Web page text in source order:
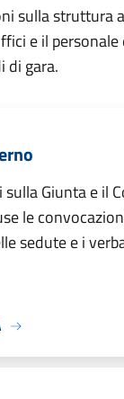
sulla struttura
e il
di gara.
Giunta e il
le
sedute e i